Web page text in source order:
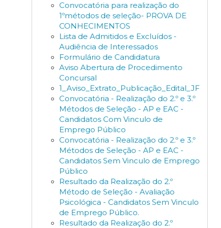
Convocatória para realização do
1ºmétodos de seleção- PROVA DE
CONHECIMENTOS
Lista de Admitidos e Excluídos -
Audiência de Interessados
Formulário de Candidatura
Aviso Abertura de Procedimento
Concursal
1_Aviso_Extrato_Publicação_Edital_JF
Convocatória - Realização do 2.º e 3.º
Métodos de Seleção - AP e EAC -
Candidatos Com Vinculo de
Emprego Público
Convocatória - Realização do 2.º e 3.º
Métodos de Seleção - AP e EAC -
Candidatos Sem Vinculo de Emprego
Público
Resultado da Realização do 2.º
Método de Seleção - Avaliação
Psicológica - Candidatos Sem Vinculo
de Emprego Público.
Resultado da Realização do 2.º